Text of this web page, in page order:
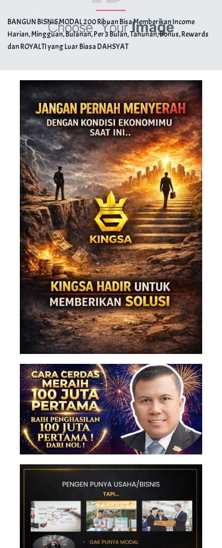
BANGUN BISNIS MODAL 200 Ribuan Bisa Memberikan Income
Harian, Mingguan, Bulanan, Per 3 Bulan, Tahunan, Bonus, Rewards
dan ROYALTI yang Luar Biasa DAHSYAT